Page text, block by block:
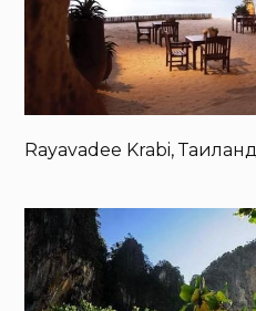
Rayavadee Krabi, Таиланд